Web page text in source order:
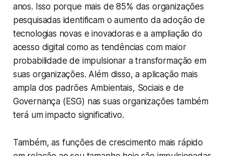
anos. Isso porque mais de 85% das organizações
pesquisadas identificam o aumento da adoção de
tecnologias novas e inovadoras e a ampliação do
acesso digital como as tendências com maior
probabilidade de impulsionar a transformação em
suas organizações. Além disso, a aplicação mais
ampla dos padrões Ambientais, Sociais e de
Governança (ESG) nas suas organizações também
terá um impacto significativo.
Também, as funções de crescimento mais rápido